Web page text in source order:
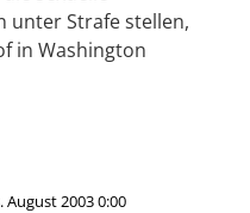
unter Strafe stellen,
in Washington
2003 0:00